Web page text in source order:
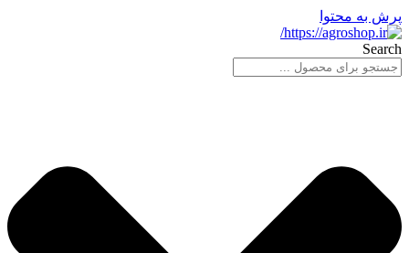
پرش به محتوا
Search